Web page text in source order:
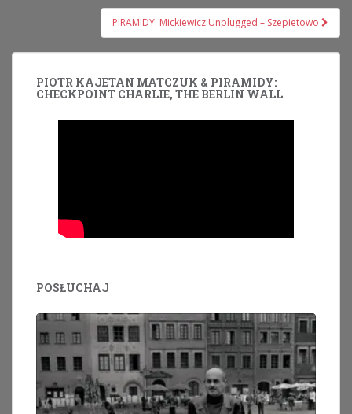
PIRAMIDY: Mickiewicz Unplugged – Szepietowo
PIOTR KAJETAN MATCZUK & PIRAMIDY:
CHECKPOINT CHARLIE, THE BERLIN WALL
POSŁUCHAJ
Odtwarzacz
dźwiękowych